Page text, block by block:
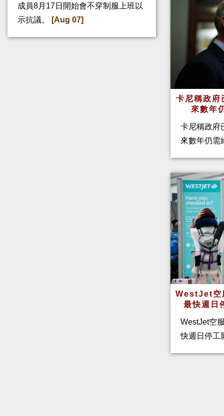
成員8月17日開始會不穿制服上班以
示抗議。
[Aug 07]
卡尼稱政府
來數年
卡尼稱政府
來數年仍需
WestJet空
最快週日
WestJet空
快週日停工